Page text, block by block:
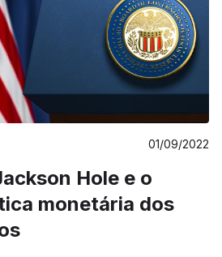
01/09/2022
Hole e o
monetária dos